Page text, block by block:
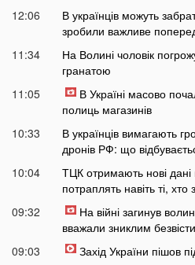
12:06
В українців можуть
зробили важливе
11:34
На Волині чоловік
гранатою
11:05
В Україні масово
полиць магазинів
10:33
В українців вимагають
дронів РФ: що
10:04
ТЦК отримають нові дані
потраплять навіть ті,
09:32
На війні загинув
вважали зниклим безвісти
09:03
Захід України пішов